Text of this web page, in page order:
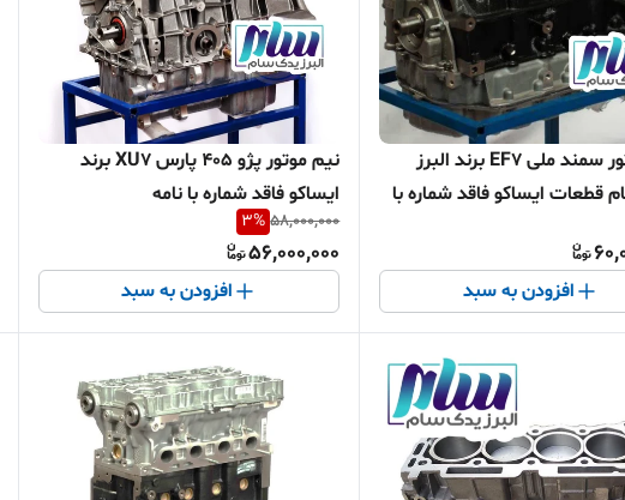
نیم موتور سمند ملی EF7 برند البرز
قطعات ایساکو فاقد شماره با
افزودن به سبد
نیم موتور پژو 405 پارس XU7 برند
ایساکو فاقد شماره با نامه
58,000,000
3%
56,000,000
افزودن به سبد